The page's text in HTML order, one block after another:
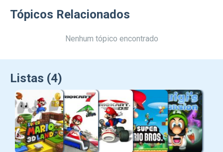
Tópicos Relacionados
Nenhum tópico encontrado
Listas (4)